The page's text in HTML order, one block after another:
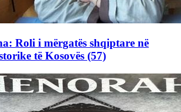
Roli i mërgatës shqiptare në
të Kosovës (57)